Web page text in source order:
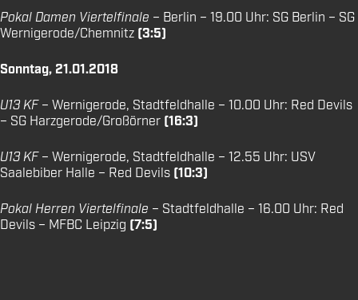
Pokal Damen Viertelfinale – Berlin – 19.00 Uhr: SG Berlin – SG
Wernigerode/Chemnitz (3:5)
Sonntag, 21.01.2018
U13 KF– Wernigerode, Stadtfeldhalle – 10.00 Uhr: Red Devils
– SG Harzgerode/Großörner (16:3)
U13 KF– Wernigerode, Stadtfeldhalle – 12.55 Uhr: USV
Saalebiber Halle – Red Devils (10:3)
Pokal Herren Viertelfinale – Stadtfeldhalle – 16.00 Uhr: Red
Devils – MFBC Leipzig (7:5)